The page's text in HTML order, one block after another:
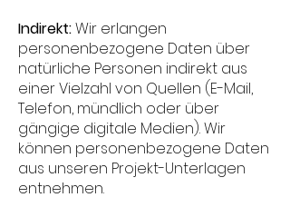
Indirekt:Wir erlangen
personenbezogene Daten über
natürliche Personen indirekt aus
einer Vielzahl von Quellen (E-Mail,
Telefon, mündlich oder über
gängige digitale Medien). Wir
können personenbezogene Daten
aus unseren Projekt-Unterlagen
entnehmen.